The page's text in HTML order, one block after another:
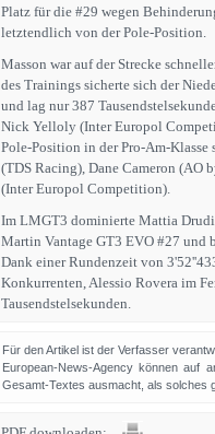
Platz für die #29 wegen
letztendlich von der Pole-Position.
Masson war auf der Strecke
des Trainings sicherte sich der
und lag nur 387
Nick Yelloly (Inter Europol
Pole-Position in der Pro-Am-
(TDS Racing), Dane Cameron (AO
(Inter Europol Competition).
Im LMGT3 dominierte Mattia Drudi
Martin Vantage GT3 EVO #27 und
Dank einer Rundenzeit von
Konkurrenten, Alessio Rovera im
Tausendstelsekunden.
Für den Artikel ist der Verfasser
European-News-Agency können auf
Gesamt-Textes ausmacht, als solches